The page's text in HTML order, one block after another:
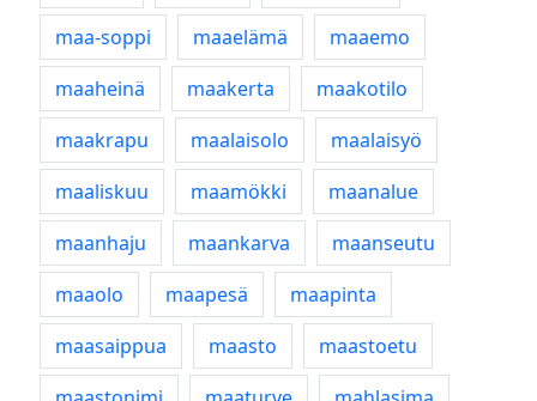
maa-soppi
maaelämä
maaemo
maaheinä
maakerta
maakotilo
maakrapu
maalaisolo
maalaisyö
maaliskuu
maamökki
maanalue
maanhaju
maankarva
maanseutu
maaolo
maapesä
maapinta
maasaippua
maasto
maastoetu